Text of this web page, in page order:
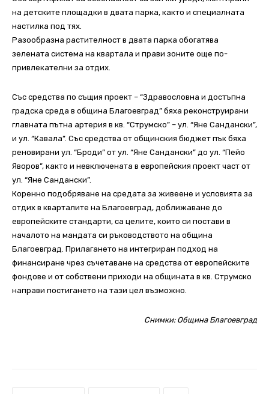
на детските площадки в двата парка, както и специалната
настилка под тях.
Разообразна растителност в двата парка обогатява
зелената система на квартала и прави зоните още по-
привлекателни за отдих.
Със средства по същия проект – “Здравословна и достъпна
градска среда в община Благоевград” бяха реконструирани
главната пътна артерия в кв. “Струмско” – ул. “Яне Сандански”,
и ул. “Кавала”. Със средства от общинския бюджет пък бяха
реновирани ул. “Броди” от ул. “Яне Сандански” до ул. “Пейо
Яворов”, както и невключената в европейския проект част от
ул. “Яне Сандански”.
Коренно подобряване на средата за живеене и условията за
отдих в кварталите на Благоевград, доближаване до
европейските стандарти, са целите, които си постави в
началото на мандата си ръководството на община
Благоевград. Прилагането на интегриран подход на
финансиране чрез съчетаване на средства от европейските
фондове и от собствени приходи на общината в кв. Струмско
направи постигането на тази цел възможно.
Снимки: Община Благоевград